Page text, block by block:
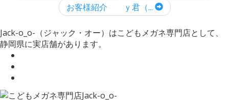
お客様紹介 ｙ君（...
Jack-o_o-（ジャック・オー）はこどもメガネ専門店として、
静岡県に実店舗があります。